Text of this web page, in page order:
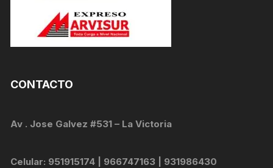
CONTACTO
Av . Jose Galvez #531 – La Victoria
Celular: 951915174 | 966747163 | 931986430